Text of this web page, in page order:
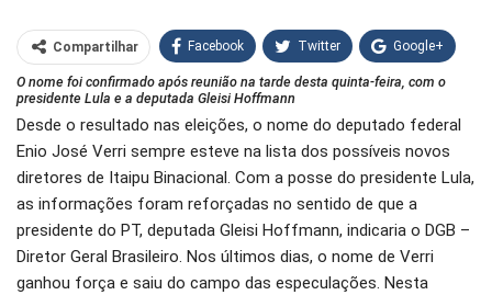
Compartilhar Facebook Twitter Google+
WhatsApp Pinterest
O email
O nome foi confirmado após reunião na tarde desta quinta-feira, com o
presidente Lula e a deputada Gleisi Hoffmann
Desde o resultado nas eleições, o nome do deputado federal
Enio José Verri sempre esteve na lista dos possíveis novos
diretores de Itaipu Binacional. Com a posse do presidente Lula,
as informações foram reforçadas no sentido de que a
presidente do PT, deputada Gleisi Hoffmann, indicaria o DGB –
Diretor Geral Brasileiro. Nos últimos dias, o nome de Verri
ganhou força e saiu do campo das especulações. Nesta